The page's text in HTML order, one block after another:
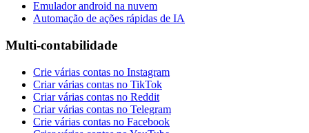
Emulador android na nuvem
Automação de ações rápidas de IA
Multi-contabilidade
Crie várias contas no Instagram
Criar várias contas no TikTok
Criar várias contas no Reddit
Criar várias contas no Telegram
Crie várias contas no Facebook